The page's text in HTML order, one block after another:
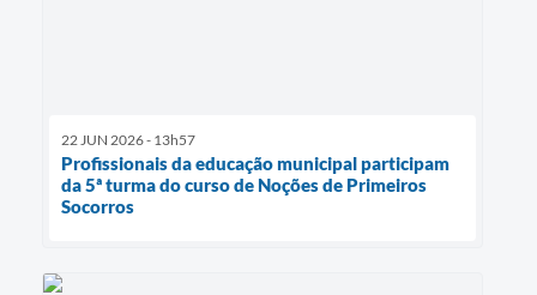
22 JUN 2026 - 13h57
Profissionais da educação municipal participam
da 5ª turma do curso de Noções de Primeiros
Socorros